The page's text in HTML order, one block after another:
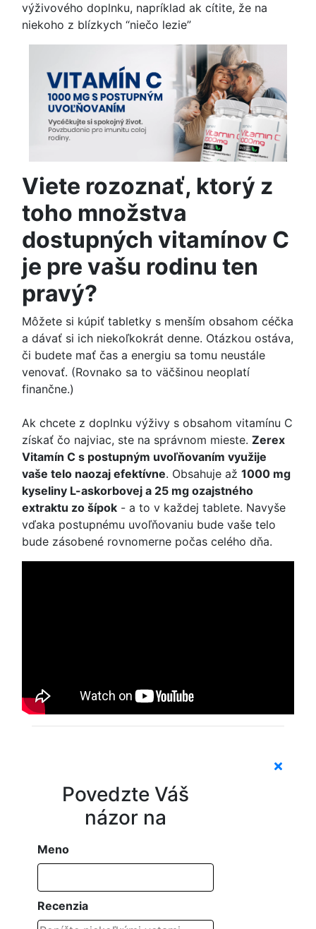
výživového doplnku, napríklad ak cítite, že na
niekoho z blízkych “niečo lezie”
Viete rozoznať, ktorý z
toho množstva
dostupných vitamínov C
je pre vašu rodinu ten
pravý?
Môžete si kúpiť tabletky s menším obsahom céčka
a dávať si ich niekoľkokrát denne. Otázkou ostáva,
či budete mať čas a energiu sa tomu neustále
venovať. (Rovnako sa to väčšinou neoplatí
finančne.)
Ak chcete z doplnku výživy s obsahom vitamínu C
získať čo najviac, ste na správnom mieste. Zerex
Vitamín C s postupným uvoľňovaním využije
vaše telo naozaj efektívne. Obsahuje až 1000 mg
kyseliny L-askorbovej a 25 mg ozajstného
extraktu zo šípok - a to v každej tablete. Navyše
vďaka postupnému uvoľňovaniu bude vaše telo
bude zásobené rovnomerne počas celého dňa.
Povedzte Váš
názor na
Meno
Recenzia